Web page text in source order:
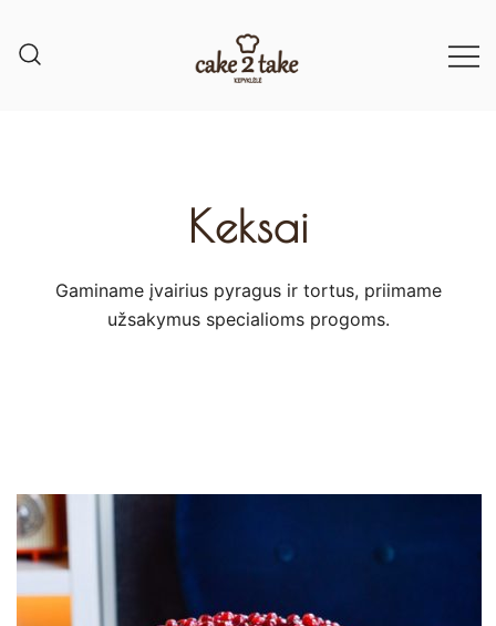
Keksai
Gaminame įvairius pyragus ir tortus, priimame
užsakymus specialioms progoms.​